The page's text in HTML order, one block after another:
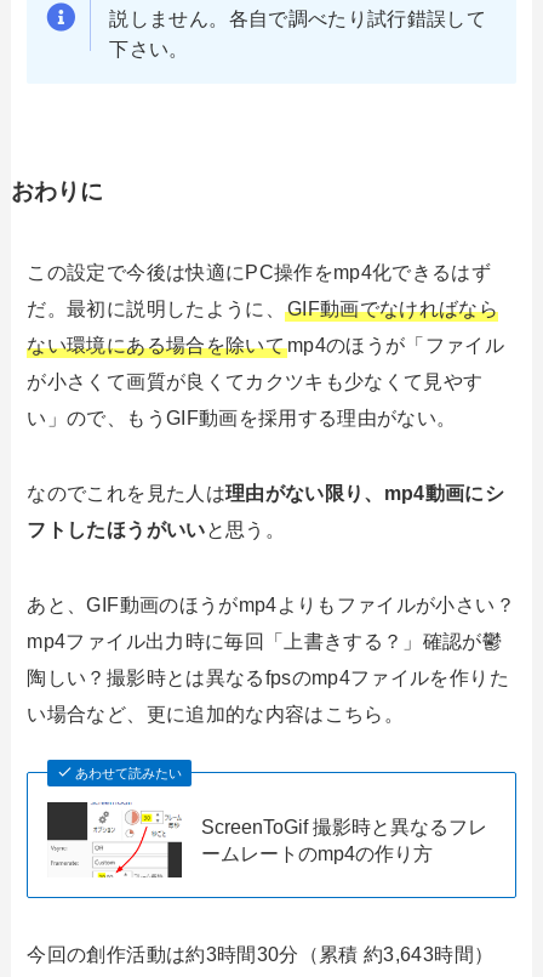
説しません。各自で調べたり試行錯誤して
下さい。
おわりに
この設定で今後は快適にPC操作をmp4化できるはず
だ。最初に説明したように、
GIF動画でなければなら
ない環境にある場合を除いてmp4のほうが「ファイル
が小さくて画質が良くてカクツキも少なくて見やす
い」ので、もうGIF動画を採用する理由がない。
なのでこれを見た人は理由がない限り、mp4動画にシ
フトしたほうがいいと思う。
あと、GIF動画のほうがmp4よりもファイルが小さい？
mp4ファイル出力時に毎回「上書きする？」確認が鬱
陶しい？撮影時とは異なるfpsのmp4ファイルを作りた
い場合など、更に追加的な内容はこちら。
あわせて読みたい
ScreenToGif 撮影時と異なるフレ
ームレートのmp4の作り方
今回の創作活動は約3時間30分（累積 約3,643時間）